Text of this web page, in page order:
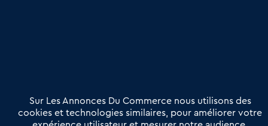
Offres Pro
Actualités
Qui sommes nous ?
Sur Les Annonces Du Commerce nous utilisons des
cookies et technologies similaires, pour améliorer votre